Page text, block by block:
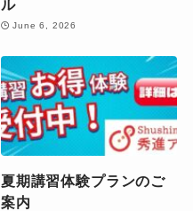
ル
June 6, 2026
夏期講習体験プランのご
案内